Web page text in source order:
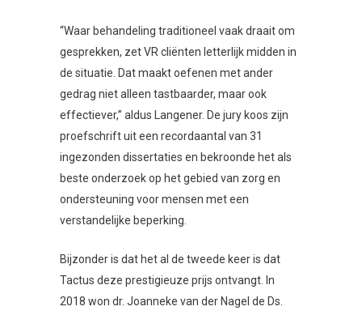
“Waar behandeling traditioneel vaak draait om
gesprekken, zet VR cliënten letterlijk midden in
de situatie. Dat maakt oefenen met ander
gedrag niet alleen tastbaarder, maar ook
effectiever,” aldus Langener. De jury koos zijn
proefschrift uit een recordaantal van 31
ingezonden dissertaties en bekroonde het als
beste onderzoek op het gebied van zorg en
ondersteuning voor mensen met een
verstandelijke beperking.
Bijzonder is dat het al de tweede keer is dat
Tactus deze prestigieuze prijs ontvangt. In
2018 won dr. Joanneke van der Nagel de Ds.